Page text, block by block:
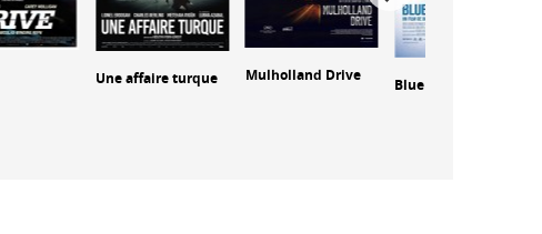
Une affaire turque Mulholland Drive
Blue Velvet